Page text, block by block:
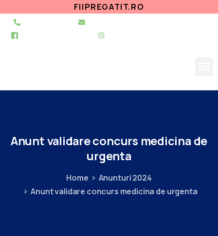
FIIPREGATIT.RO
Anuntvalidareconcurs medicina de
urgenta
Home
Anunturi 2024
Anunt validare concurs medicina de urgenta